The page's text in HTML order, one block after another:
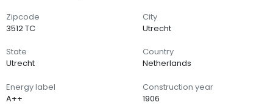
Zipcode
3512 TC
City
Utrecht
State
Utrecht
Country
Netherlands
Energy label
A++
Construction year
1906